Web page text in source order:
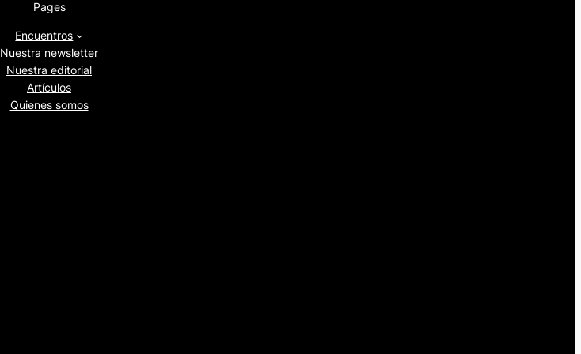
Pages
Encuentros
Nuestra newsletter
Nuestra editorial
Artículos
Quienes somos